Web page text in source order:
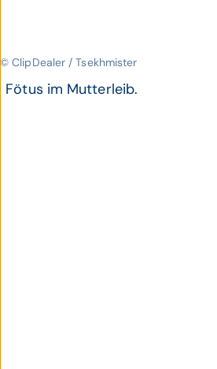
© ClipDealer / Tsekhmister
Fötus im Mutterleib.